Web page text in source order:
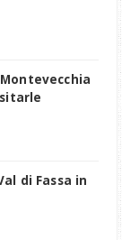
di Fassa in